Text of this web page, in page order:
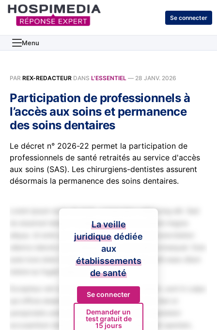
Se connecter
Menu
PAR REX-REDACTEUR DANS L'ESSENTIEL — 28 JANV. 2026
Participation de professionnels à
l’accès aux soins et permanence
des soins dentaires
Le décret n° 2026-22 permet la participation de
professionnels de santé retraités au service d'accès
aux soins (SAS). Les chirurgiens-dentistes assurent
désormais la permanence des soins dentaires.
Lorem ipsum dolor sit amet, consectetur adipiscing elit. Sed
do eiusmod tempor incididunt ut labore et dolore magna
aliqua. Ut enim ad minim veniam, quis nostrud exercitation
ullamco laboris nisi ut aliquip ex ea commodo consequat. Duis
aute irure dolor in reprehenderit in voluptate velit esse cillum
dolore eu fugiat nulla pariatur.
Excepteur sint occaecat cupidatat non proident, sunt in culpa
qui officia deserunt mollit anim id est laborum. Sed ut
perspiciatis unde omnis iste natus error sit voluptatem
accusantium doloremque laudantium, totam rem aperiam,
La veille
juridique dédiée
aux
établissements
de santé
Se connecter
Demander un
test gratuit de
15 jours